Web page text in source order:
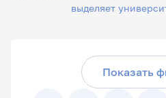
выделяет
Показать
Поиск по ФИО